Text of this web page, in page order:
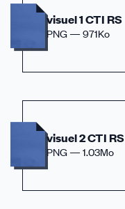
visuel 1 CTI RS
PNG — 971Ko
visuel 2 CTI RS
PNG — 1.03Mo